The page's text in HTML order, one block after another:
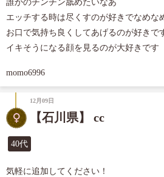
誰かのチンチン舐めたいなあ
エッチする時は尽くすのが好きでなめな
お口で気持ち良くしてあげるのが好きで
イキそうになる顔を見るのが大好きです
momo6996
12月09日
【石川県】 cc
40代
気軽に追加してください！